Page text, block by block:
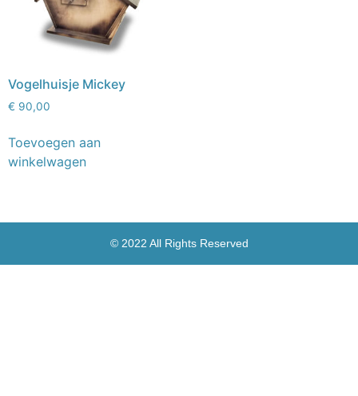
Vogelhuisje Mickey
€ 90,00
Toevoegen aan
winkelwagen
© 2022 All Rights Reserved